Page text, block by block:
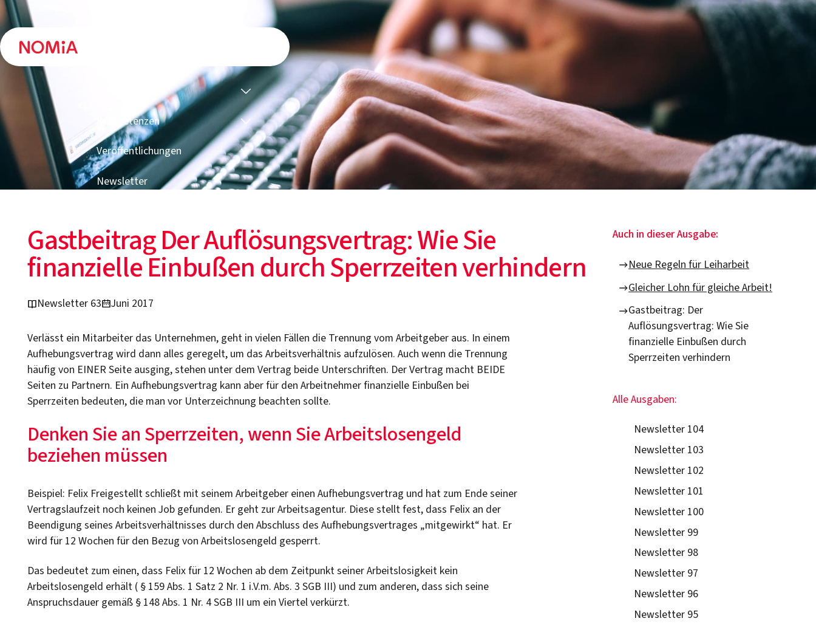
Kompetenzen
Veröffentlichungen
Newsletter
Gastbeitrag Der Auflösungsvertrag: Wie Sie
finanzielle Einbußen durch Sperrzeiten verhindern
Newsletter 63 Juni 2017
Verlässt ein Mitarbeiter das Unternehmen, geht in vielen Fällen die Trennung vom Arbeitgeber aus. In einem
Aufhebungsvertrag wird dann alles geregelt, um das Arbeitsverhältnis aufzulösen. Auch wenn die Trennung
häufig von EINER Seite ausging, stehen unter dem Vertrag beide Unterschriften. Der Vertrag macht BEIDE
Seiten zu Partnern. Ein Aufhebungsvertrag kann aber für den Arbeitnehmer finanzielle Einbußen bei
Sperrzeiten bedeuten, die man vor Unterzeichnung beachten sollte.
Denken Sie an Sperrzeiten, wenn Sie Arbeitslosengeld
beziehen müssen
Beispiel: Felix Freigestellt schließt mit seinem Arbeitgeber einen Aufhebungsvertrag und hat zum Ende seiner
Vertragslaufzeit noch keinen Job gefunden. Er geht zur Arbeitsagentur. Diese stellt fest, dass Felix an der
Beendigung seines Arbeitsverhältnisses durch den Abschluss des Aufhebungsvertrages „mitgewirkt“ hat. Er
wird für 12 Wochen für den Bezug von Arbeitslosengeld gesperrt.
Das bedeutet zum einen, dass Felix für 12 Wochen ab dem Zeitpunkt seiner Arbeitslosigkeit kein
Arbeitslosengeld erhält ( § 159 Abs. 1 Satz 2 Nr. 1 i.V.m. Abs. 3 SGB III) und zum anderen, dass sich seine
Anspruchsdauer gemäß § 148 Abs. 1 Nr. 4 SGB III um ein Viertel verkürzt.
Auch in dieser Ausgabe:
Neue Regeln für Leiharbeit
Gleicher Lohn für gleiche Arbeit!
Gastbeitrag: Der
Auflösungsvertrag: Wie Sie
finanzielle Einbußen durch
Sperrzeiten verhindern
Alle Ausgaben:
Newsletter 104
Newsletter 103
Newsletter 102
Newsletter 101
Newsletter 100
Newsletter 99
Newsletter 98
Newsletter 97
Newsletter 96
Newsletter 95